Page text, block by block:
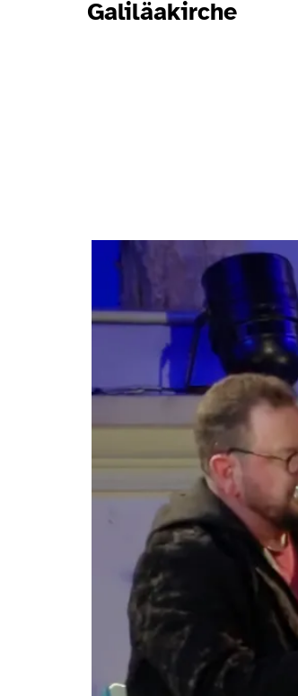
Galiläakirche